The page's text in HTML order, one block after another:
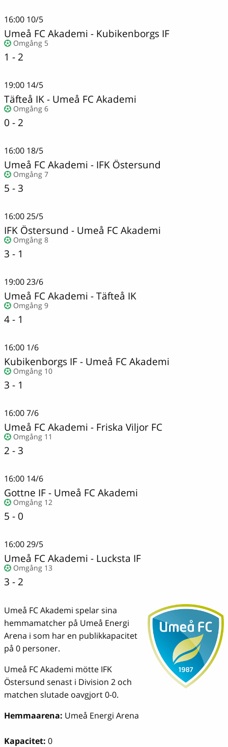
16:00 10/5
Umeå FC Akademi - Kubikenborgs IF
Omgång 5
1 - 2
19:00 14/5
Täfteå IK- Umeå FC Akademi
Omgång 6
0 - 2
16:00 18/5
Umeå FC Akademi - IFK Östersund
Omgång 7
5 - 3
16:0025/5
IFK Östersund - Umeå FC Akademi
Omgång 8
3 - 1
19:0023/6
Umeå FC Akademi -Täfteå IK
Omgång 9
4 - 1
16:00 1/6
Kubikenborgs IF- Umeå FC Akademi
Omgång 10
3 - 1
16:007/6
Umeå FC Akademi - Friska Viljor FC
Omgång 11
2 - 3
16:00 14/6
Gottne IF- Umeå FC Akademi
Omgång 12
5 - 0
16:0029/5
Umeå FC Akademi - Lucksta IF
Omgång 13
3 - 2
Umeå FC Akademi spelar sina
hemmamatcher på Umeå Energi
Arena i som har en publikkapacitet
på 0 personer.
Umeå FC Akademi mötte IFK
Östersund senast i Division 2 och
matchen slutade oavgjort 0-0.
Hemmaarena: Umeå Energi Arena
Kapacitet: 0